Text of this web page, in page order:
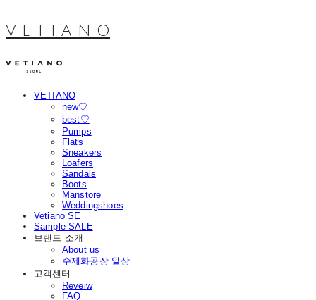
V E T I A N O
VETIANO
new♡
best♡
Pumps
Flats
Sneakers
Loafers
Sandals
Boots
Manstore
Weddingshoes
Vetiano SE
Sample SALE
브랜드 소개
About us
수제화공장 일상
고객센터
Reveiw
FAQ